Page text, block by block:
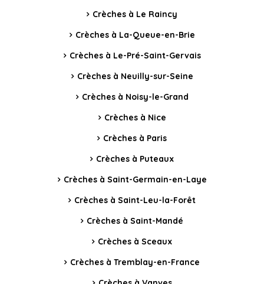
Crèches à Le Raincy
Crèches à La-Queue-en-Brie
Crèches à Le-Pré-Saint-Gervais
Crèches à Neuilly-sur-Seine
Crèches à Noisy-le-Grand
Crèches à Nice
Crèches à Paris
Crèches à Puteaux
Crèches à Saint-Germain-en-Laye
Crèches à Saint-Leu-la-Forêt
Crèches à Saint-Mandé
Crèches à Sceaux
Crèches à Tremblay-en-France